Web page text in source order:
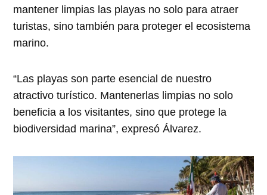
mantener limpias las playas no solo para atraer
turistas, sino también para proteger el ecosistema
marino.
“Las playas son parte esencial de nuestro
atractivo turístico. Mantenerlas limpias no solo
beneficia a los visitantes, sino que protege la
biodiversidad marina”, expresó Álvarez.